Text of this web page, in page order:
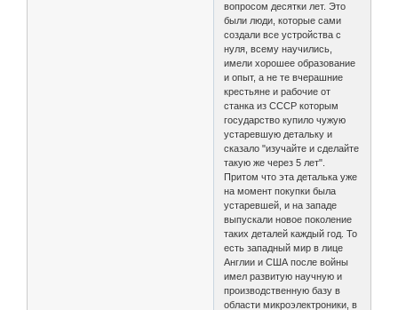
вопросом десятки лет. Это
были люди, которые сами
создали все устройства с
нуля, всему научились,
имели хорошее образование
и опыт, а не те вчерашние
крестьяне и рабочие от
станка из СССР которым
государство купило чужую
устаревшую детальку и
сказало "изучайте и сделайте
такую же через 5 лет".
Притом что эта деталька уже
на момент покупки была
устаревшей, и на западе
выпускали новое поколение
таких деталей каждый год. То
есть западный мир в лице
Англии и США после войны
имел развитую научную и
производственную базу в
области микроэлектроники, в